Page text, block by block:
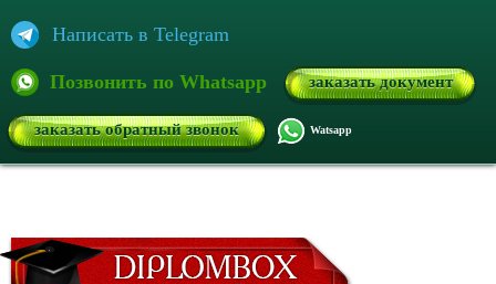
Написать в Telegram
Позвонить по Whatsapp заказать документ
заказать обратный звонок Watsapp